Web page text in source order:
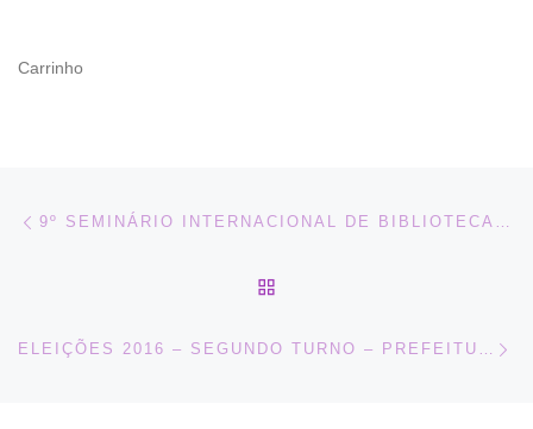
Carrinho
Navegação do post 9º SEMINÁRIO INTERNACIONAL DE BIBLIOTECAS PÚBLICAS E COMUNITÁRIAS – BIBLIOTECA VIVA!